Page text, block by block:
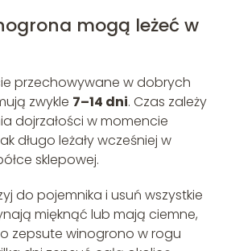
mogą leżeć w
przechowywane w dobrych
zwykle 7–14 dni. Czas zależy
dojrzałości w momencie
długo leżały wcześniej w
sklepowej.
do pojemnika i usuń wszystkie
mięknąć lub mają ciemne,
zepsute winogrono w rogu